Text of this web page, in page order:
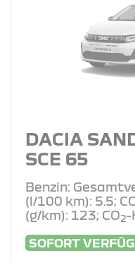
DACIA
SCE 65
Benzin:
(l/100 km): 5.5;
(g/km): 123; CO2-
SOFORT